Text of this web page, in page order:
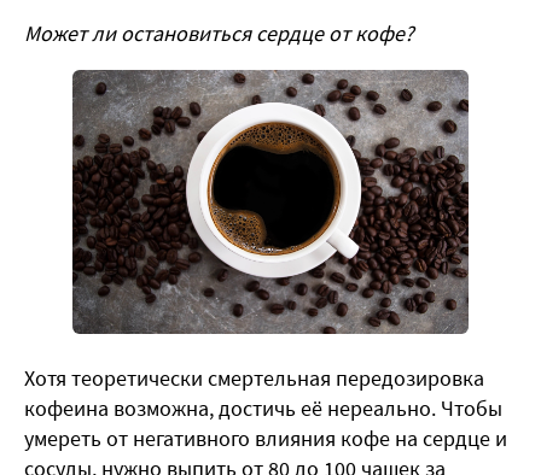
Может ли остановиться сердце от кофе?
Хотя теоретически смертельная передозировка
кофеина возможна, достичь её нереально. Чтобы
умереть от негативного влияния кофе на сердце и
сосуды, нужно выпить от 80 до 100 чашек за